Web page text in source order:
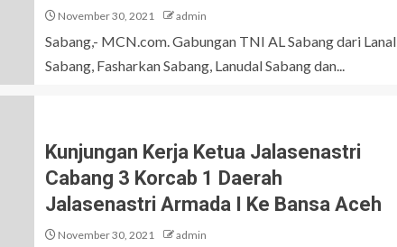
November 30, 2021 admin
Sabang,- MCN.com. Gabungan TNI AL Sabang dari Lanal
Sabang, Fasharkan Sabang, Lanudal Sabang dan...
Kunjungan Kerja Ketua Jalasenastri
Cabang 3 Korcab 1 Daerah
Jalasenastri Armada I Ke Bansa Aceh
November 30, 2021 admin